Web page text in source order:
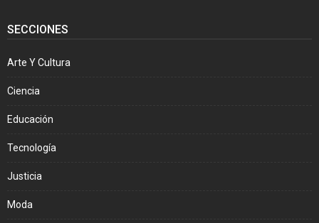
SECCIONES
Arte Y Cultura
Ciencia
Educación
Tecnología
Justicia
Moda